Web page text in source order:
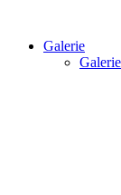
Galerie